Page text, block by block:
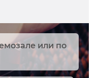
или по